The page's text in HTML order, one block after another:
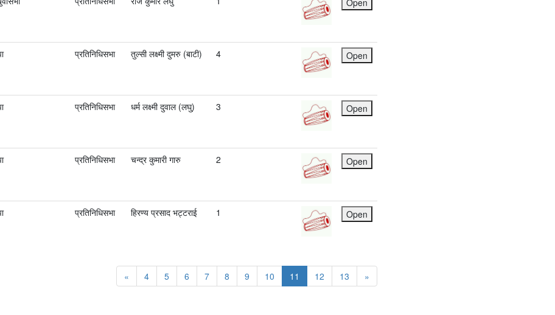
Open
प्रतिनिधिसभा तुल्सी लक्ष्मी दुमरु (बाटी) 4 Open
प्रतिनिधिसभा धर्म लक्ष्मी दुवाल (लघु) 3 Open
प्रतिनिधिसभा चन्द्र कुमारी गारु 2 Open
प्रतिनिधिसभा हिरण्य प्रसाद भट्टराई 1 Open
« 4 5 6 7 8 9 10 11 12 13 »